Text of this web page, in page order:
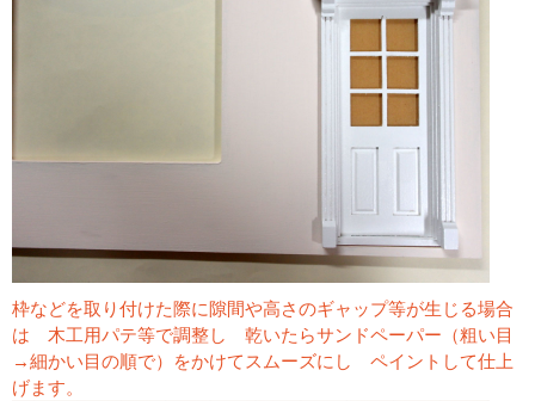
枠などを取り付けた際に隙間や高さのギャップ等が生じる場合
は 木工用パテ等で調整し 乾いたらサンドペーパー（粗い目
→細かい目の順で）をかけてスムーズにし ペイントして仕上
げます。